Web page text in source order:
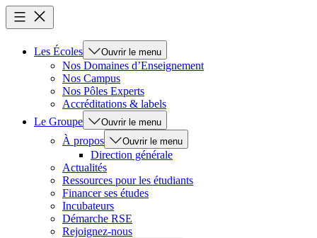
Les Écoles Ouvrir le menu
Nos Domaines d’Enseignement
Nos Campus
Nos Pôles Experts
Accréditations & labels
Le Groupe
Ouvrir le menu
À propos Ouvrir le menu
Direction générale
Actualités
Ressources pour les étudiants
Financer ses études
Incubateurs
Démarche RSE
Rejoignez-nous